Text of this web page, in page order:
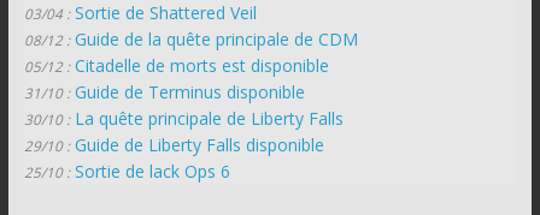
03/04 : Sortie de Shattered Veil
08/12 : Guide de la quête principale de CDM
05/12 : Citadelle de morts est disponible
31/10 : Guide de Terminus disponible
30/10 : La quête principale de Liberty Falls
29/10 : Guide de Liberty Falls disponible
25/10 : Sortie de lack Ops 6